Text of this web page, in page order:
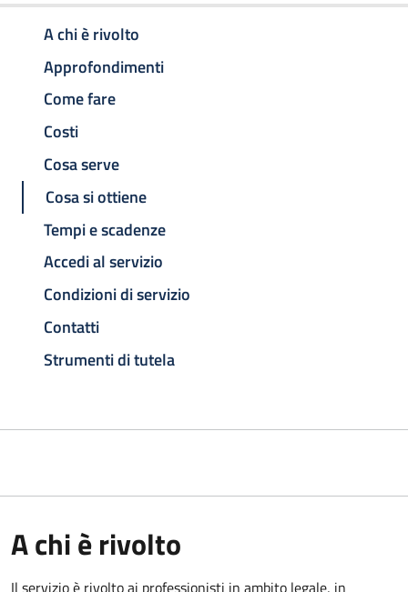
A chi è rivolto
Approfondimenti
Come fare
Costi
Cosa serve
Cosa si ottiene
Tempi e scadenze
Accedi al servizio
Condizioni di servizio
Contatti
Strumenti di tutela
A chi è rivolto
Il servizio è rivolto ai professionisti in ambito legale, in